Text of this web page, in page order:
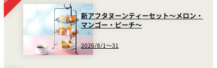
バー カプリ
タワー・カフ
ェ SKY BAR
トレーダーヴ
新アフタヌーンティーセット～メロン・
マンゴー・ピーチ～
2026/8/1～31